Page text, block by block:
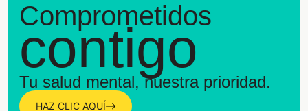
Comprometidos
contigo
Tu salud mental, nuestra prioridad.
HAZ CLIC AQUÍ